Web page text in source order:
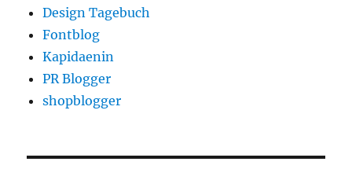
Design Tagebuch
Fontblog
Kapidaenin
PR Blogger
shopblogger